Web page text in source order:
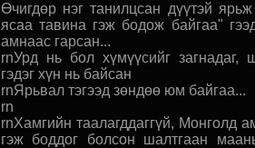
Өчигдөр нэг танилцсан дүүтэй
ясаа тавина гэж бодож байгаа"
амнаас гарсан...
rnУрд нь бол хүмүүсийг загнадаг,
гэдэг хүн нь байсан
rnЯрьвал тэгээд зөндөө юм байгаа...
rn
rnХамгийн таалагддаггүй, Монголд
гэж боддог болсон шалтгаан